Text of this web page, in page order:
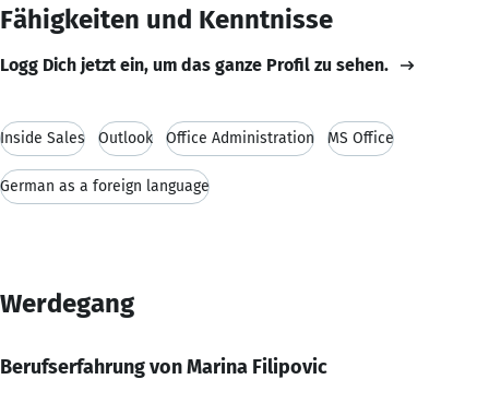
Fähigkeiten und Kenntnisse
Logg Dich jetzt ein, um das ganze Profil zu sehen.
Inside Sales Outlook Office Administration MS Office
German as a foreign language
Werdegang
Berufserfahrung von Marina Filipovic